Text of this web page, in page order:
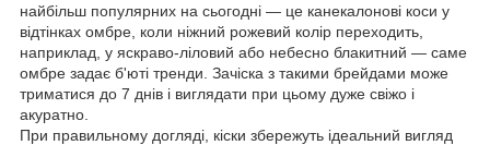
найбільш популярних на сьогодні — це канекалонові коси у
відтінках омбре, коли ніжний рожевий колір переходить,
наприклад, у яскраво-ліловий або небесно блакитний — саме
омбре задає б'юті тренди. Зачіска з такими брейдами може
триматися до 7 днів і виглядати при цьому дуже свіжо і
акуратно.
При правильному догляді, кіски збережуть ідеальний вигляд